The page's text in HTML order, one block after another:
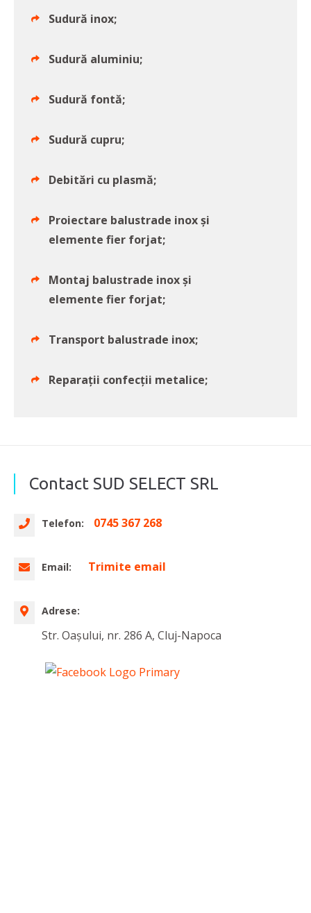
Sudură inox;
Sudură aluminiu;
Sudură fontă;
Sudură cupru;
Debitări cu plasmă;
Proiectare balustrade inox și
elemente fier forjat;
Montaj balustrade inox și
elemente fier forjat;
Transport balustrade inox;
Reparații confecții metalice;
Contact SUD SELECT SRL
Telefon: 0745 367 268
Email: Trimite email
Adrese:
Str. Oașului, nr. 286 A, Cluj-Napoca